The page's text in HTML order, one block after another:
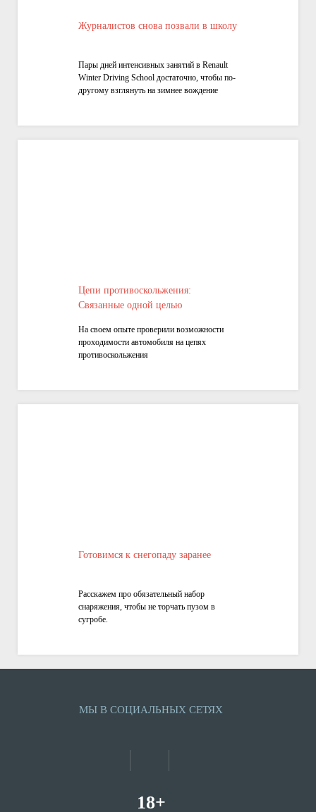
Журналистов снова позвали в школу
Пары дней интенсивных занятий в Renault
Winter Driving School достаточно, чтобы по-
другому взглянуть на зимнее вождение
Цепи противоскольжения:
Связанные одной целью
На своем опыте проверили возможности
проходимости автомобиля на цепях
противоскольжения
Готовимся к снегопаду заранее
Расскажем про обязательный набор
снаряжения, чтобы не торчать пузом в
сугробе.
МЫ В СОЦИАЛЬНЫХ СЕТЯХ
18+